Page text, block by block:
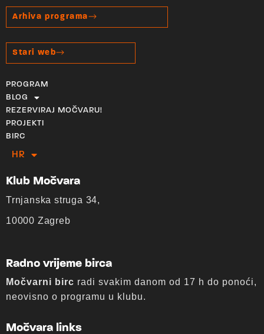
Arhiva programa
Stari web
PROGRAM
BLOG
REZERVIRAJ MOČVARU!
PROJEKTI
BIRC
HR
EN
Klub Močvara
Trnjanska struga 34,
10000 Zagreb
Radno vrijeme birca
Močvarni birc radi svakim danom od 17 h do ponoći,
neovisno o programu u klubu.
Močvara links